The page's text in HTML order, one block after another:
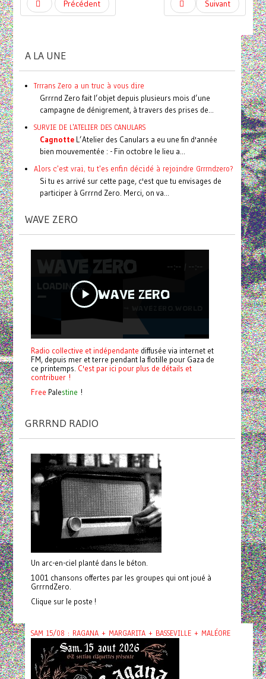
Précédent Suivant
A LA UNE
Trrrans Zero a un truc à vous dire
Grrrnd Zero fait l’objet depuis plusieurs mois d’une
campagne de dénigrement, à travers des prises de...
SURVIE DE L'ATELIER DES CANULARS
CagnotteL’Atelier des Canulars a eu une fin d'année
bien mouvementée : - Fin octobre le lieu a...
Alors c'est vrai, tu t'es enfin décidé à rejoindre Grrrndzero?
Si tu es arrivé sur cette page, c'est que tu envisages de
participer à Grrrnd Zero. Merci, on va...
WAVE ZERO
Radio collective et indépendante diffusée via internet et
FM, depuis mer et terre pendant la flotille pour Gaza de
ce printemps. C'est par ici pour plus de détails et
contribuer !
Free Palestine !
GRRRND RADIO
Un arc-en-ciel planté dans le béton.
1001 chansons offertes par les groupes qui ont joué à
GrrrndZero.
Clique sur le poste !
SAM 15/08 : RAGANA + MARGARITA + BASSEVILLE + MALÉORE